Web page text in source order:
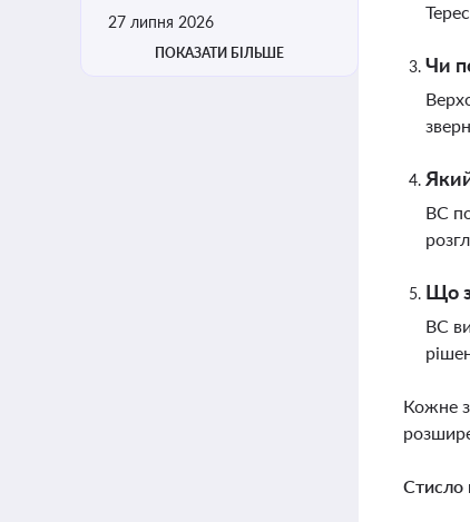
27 липня 2026
ПОКАЗАТИ БІЛЬШЕ Чи
ВС
Що
ВС
Кожне
Стисло